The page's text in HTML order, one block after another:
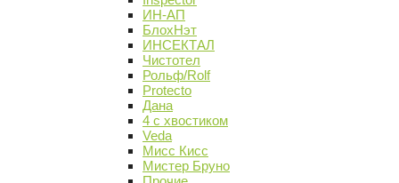
ИН-АП
БлохНэт
ИНСЕКТАЛ
Чистотел
Рольф/Rolf
Protecto
Дана
4 с хвостиком
Veda
Мисс Кисс
Мистер Бруно